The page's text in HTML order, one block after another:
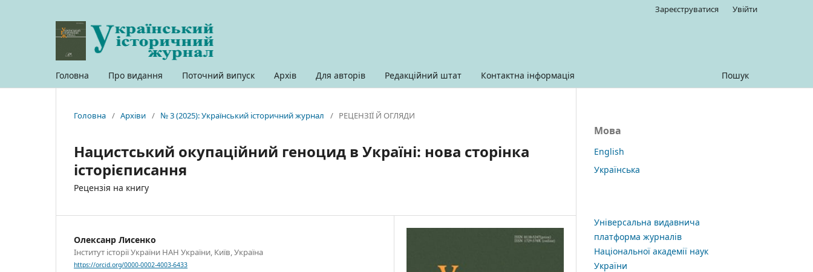
Головна Про видання Поточний випуск Архів Для авторів Редакційний штат Контактна інформація Пошук
Зареєструватися Увійти
Головна / Архіви / № 3 (2025): Український історичний журнал / РЕЦЕНЗІЇ Й ОГЛЯДИ
Нацистський окупаційний геноцид в Україні: нова сторінка
історієписання
Рецензія на книгу
Олексанр Лисенко
Інститут історії України НАН України, Київ, Україна
https://orcid.org/0000-0002-4003-6433
Мова
English
Українська
Універсальна видавнича
платформа журналів
Національної академії наук
України